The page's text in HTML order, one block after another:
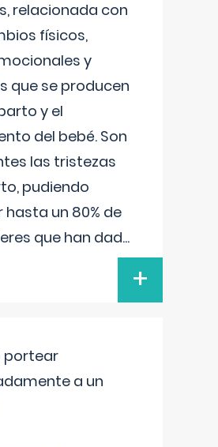
relacionada con
físicos,
y
que se producen
y el
del bebé. Son
las tristezas
pudiendo
un 80% de
que han dad...
+
portear
a un